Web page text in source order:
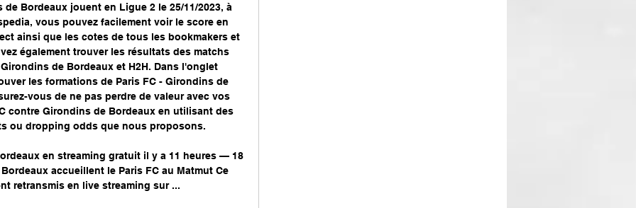
Bordeaux jouent en Ligue 2 le 25/11/2023, à
vous pouvez facilement voir le score en
ainsi que les cotes de tous les bookmakers et
également trouver les résultats des matchs
de Bordeaux et H2H. Dans l'onglet
les formations de Paris FC - Girondins de
vous de ne pas perdre de valeur avec vos
contre Girondins de Bordeaux en utilisant des
ou dropping odds que nous proposons.
en streaming gratuit il y a 11 heures — 18
accueillent le Paris FC au Matmut Ce
retransmis en live streaming sur ...